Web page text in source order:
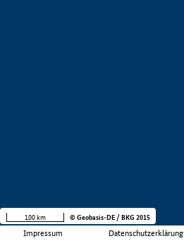
Impressum Datenschutzerklärung
100 km © Geobasis-DE / BKG 2015